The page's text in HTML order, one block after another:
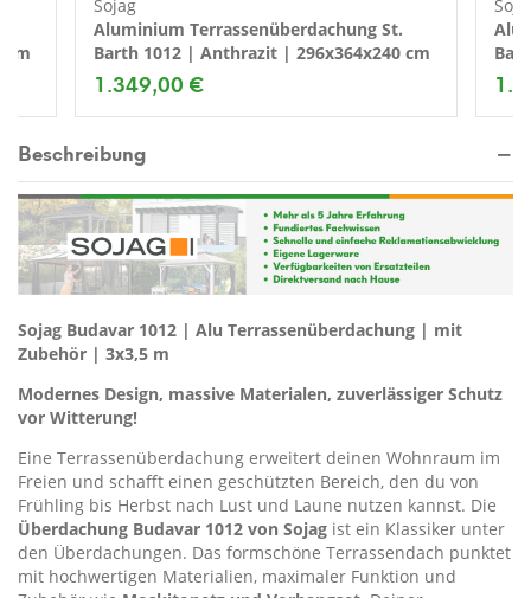
cm
Sojag
Aluminium Terrassenüberdachung St.
Barth 1012 | Anthrazit | 296x364x240 cm
1.349,00 €
Beschreibung
Sojag Budavar 1012 | Alu Terrassenüberdachung | mit
Zubehör | 3x3,5 m
Modernes Design, massive Materialen, zuverlässiger Schutz
vor Witterung!
Eine Terrassenüberdachung erweitert deinen Wohnraum im
Freien und schafft einen geschützten Bereich, den du von
Frühling bis Herbst nach Lust und Laune nutzen kannst. Die
Überdachung Budavar 1012 von Sojag ist ein Klassiker unter
den Überdachungen. Das formschöne Terrassendach punktet
mit hochwertigen Materialien, maximaler Funktion und